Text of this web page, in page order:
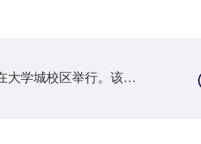
2018年1月13日，“陈一丹伉俪图书馆”揭幕仪式在大学城校区举行。该图书馆获得中国绿色建筑标准（设计）二星级和美国LEED NC金级双认证。2018年4月26日，省科协批复同意我校成立科学技术学会。2018年6月7日，“文圣”孔子雕塑揭幕仪式在陈一丹伉俪图书馆举行。2018年6月8日，时任武汉市市委副书记、市长周先旺在我校调研民办高等教育工作，出席在我校举行的“社会创新与未来教育”分享会并发表讲话。2018年11月28日，学校召开全...